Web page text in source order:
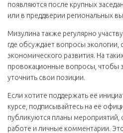
появляются после крупных
или в преддверии региональных
Мизулина также регулярно
где обсуждает вопросы экологии,
экономического развития. На
провокационные вопросы, чтобы
уточнить свои позиции.
Если хотите поддержать её
курсе, подписывайтесь на её
публикуются планы мероприятий,
работе и личные комментарии.